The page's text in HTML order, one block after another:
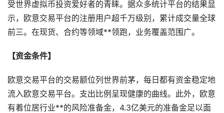
受世界虚拟币投资爱好者的青睐。据众多统计平台的结果显
示，欧意交易平台的注册用户超千万级别，累计成交量全球
前三。在现货、合约等领域**领跑，业务覆盖范围广。
【资金条件】
欧意交易平台的交易额位列世界前茅，每日都有资金稳定地
流入欧意交易平台。支出比例呈现健康的曲线。此外，欧意
有着位居行业**的风险准备金，4.3亿美元的准备金足以面